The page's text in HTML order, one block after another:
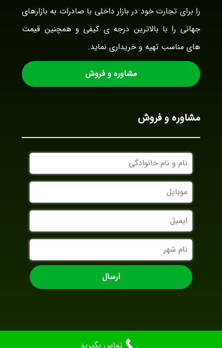
را برای تجارت خود در بازار داخلی با صادرات به بازارهای
جهانی را با بالاترین درجه ی کیفی و همچنین قیمت
های مناسب تهیه و خریداری نماید.
مشاوره و فروش
مشاوره و فروش
نام
و
نام
خانوادگی
موبایل
ایمیل
نام
شهر
تماس بگیرید